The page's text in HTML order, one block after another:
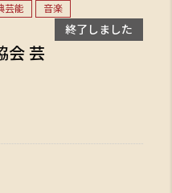
芸能 音楽
終了しました
会 芸